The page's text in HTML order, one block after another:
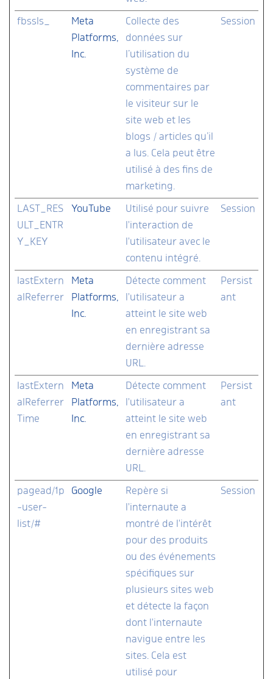
fbssls_
Meta
Platforms,
Inc.
Collecte des
données sur
l’utilisation du
système de
commentaires par
le visiteur sur le
site web et les
blogs / articles qu’il
a lus. Cela peut être
utilisé à des fins de
marketing.
Session
LAST_RES
ULT_ENTR
Y_KEY
YouTube
Utilisé pour suivre
l'interaction de
l'utilisateur avec le
contenu intégré.
Session
lastExtern
alReferrer
Meta
Platforms,
Inc.
Détecte comment
l'utilisateur a
atteint le site web
en enregistrant sa
dernière adresse
URL.
Persist
ant
lastExtern
alReferrer
Time
Meta
Platforms,
Inc.
Détecte comment
l'utilisateur a
atteint le site web
en enregistrant sa
dernière adresse
URL.
Persist
ant
pagead/1p
-user-
list/#
Google
Repère si
l'internaute a
montré de l'intérêt
pour des produits
ou des événements
spécifiques sur
plusieurs sites web
et détecte la façon
dont l'internaute
navigue entre les
sites. Cela est
utilisé pour
Session